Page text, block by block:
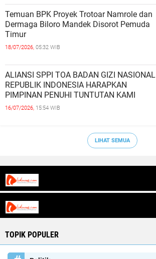
Temuan BPK Proyek Trotoar Namrole dan
Dermaga Biloro Mandek Disorot Pemuda
Timur
18/07/2026, 05:32 WIB
ALIANSI SPPI TOA BADAN GIZI NASIONAL
REPUBLIK INDONESIA HARAPKAN
PIMPINAN PENUHI TUNTUTAN KAMI
16/07/2026, 15:54 WIB
LIHAT SEMUA
TOPIK POPULER